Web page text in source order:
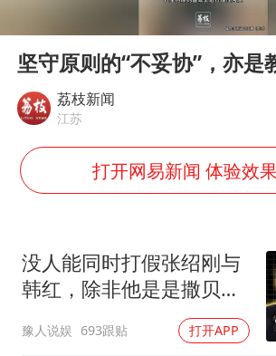
24小时不关空
五粮液渠道价一
CIA被曝已秘密
Play
坚守原则的“不妥协”，亦是
荔枝新闻
江苏
打开网易新闻 体验效
没人能同时打假张绍刚与
韩红，除非他是是撒贝
豫人说娱 693跟贴 打开APP